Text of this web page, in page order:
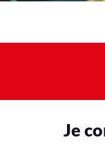
Je